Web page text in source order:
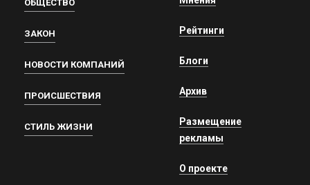
ОБЩЕСТВО
ЗАКОН
НОВОСТИ КОМПАНИЙ
ПРОИСШЕСТВИЯ
СТИЛЬ ЖИЗНИ
Рейтинги
Блоги
Архив
Размещение
рекламы
О проекте